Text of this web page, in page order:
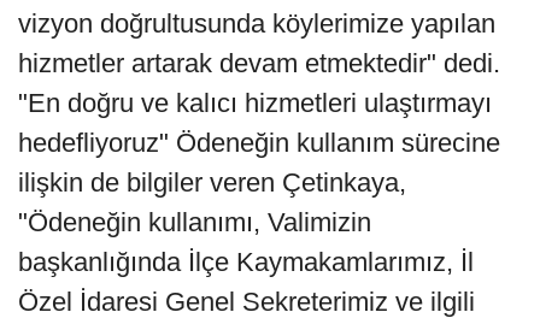
vizyon doğrultusunda köylerimize yapılan
hizmetler artarak devam etmektedir" dedi.
"En doğru ve kalıcı hizmetleri ulaştırmayı
hedefliyoruz" Ödeneğin kullanım sürecine
ilişkin de bilgiler veren Çetinkaya,
"Ödeneğin kullanımı, Valimizin
başkanlığında İlçe Kaymakamlarımız, İl
Özel İdaresi Genel Sekreterimiz ve ilgili